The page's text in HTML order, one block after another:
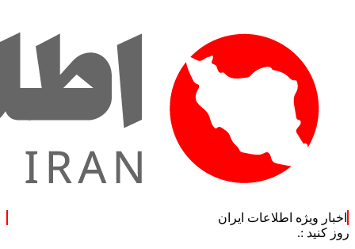
اخبار ویژه اطلاعات ایران